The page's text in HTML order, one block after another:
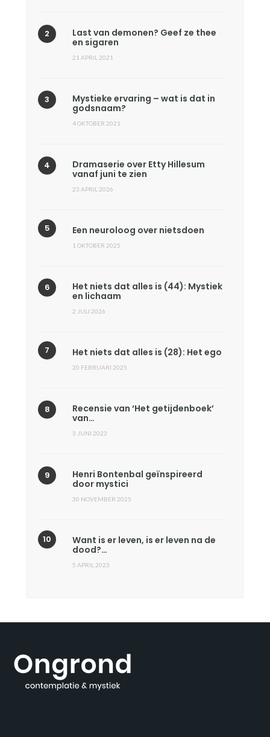
Last van demonen? Geef ze thee
en sigaren
21 APRIL 2021
Mystieke ervaring – wat is dat in
godsnaam?
4 OKTOBER 2021
Dramaserie over Etty Hillesum
vanaf juni te zien
23 APRIL 2026
Een neuroloog over nietsdoen
1 OKTOBER 2025
Het niets dat alles is (44): Mystiek
en lichaam
2 JULI 2026
Het niets dat alles is (28): Het ego
20 FEBRUARI 2025
Recensie van ‘Het getijdenboek’
van…
3 JUNI 2023
Henri Bontenbal geïnspireerd
door mystici
30 NOVEMBER 2025
Want is er leven, is er leven na de
dood?…
5 APRIL 2023